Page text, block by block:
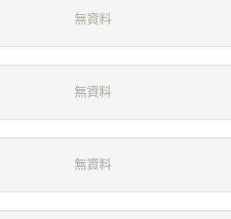
無資料
無資料
無資料